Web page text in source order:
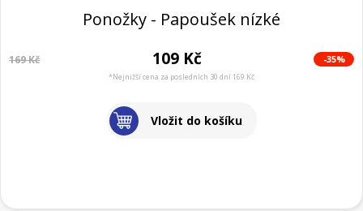
Ponožky - Papoušek nízké
169 Kč 109 Kč -35%
*Nejnižší cena za posledních 30 dní 169 Kč
Vložit do košíku